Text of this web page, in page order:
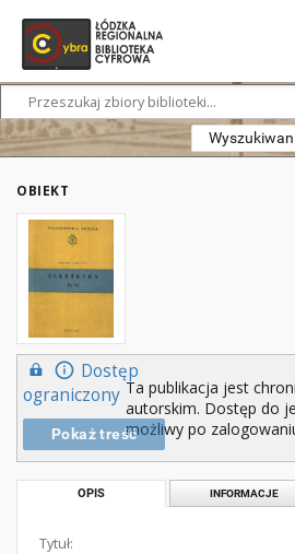
OBIEKT
Dostęp
ograniczony
Pokaż treść
Ta publikacja jest
autorskim. Dostęp do
możliwy po
OPIS INFORMACJE
Tytuł: